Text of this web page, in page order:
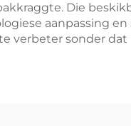
Die
aanpassing
verbeter sonder